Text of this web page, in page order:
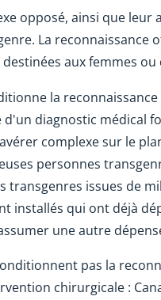
opposé, ainsi que leur
La reconnaissance
aux femmes
la
d'un diagnostic médical
complexe sur le
personnes
transgenres issues de
installés qui ont déjà
une autre
pas la
chirurgicale :